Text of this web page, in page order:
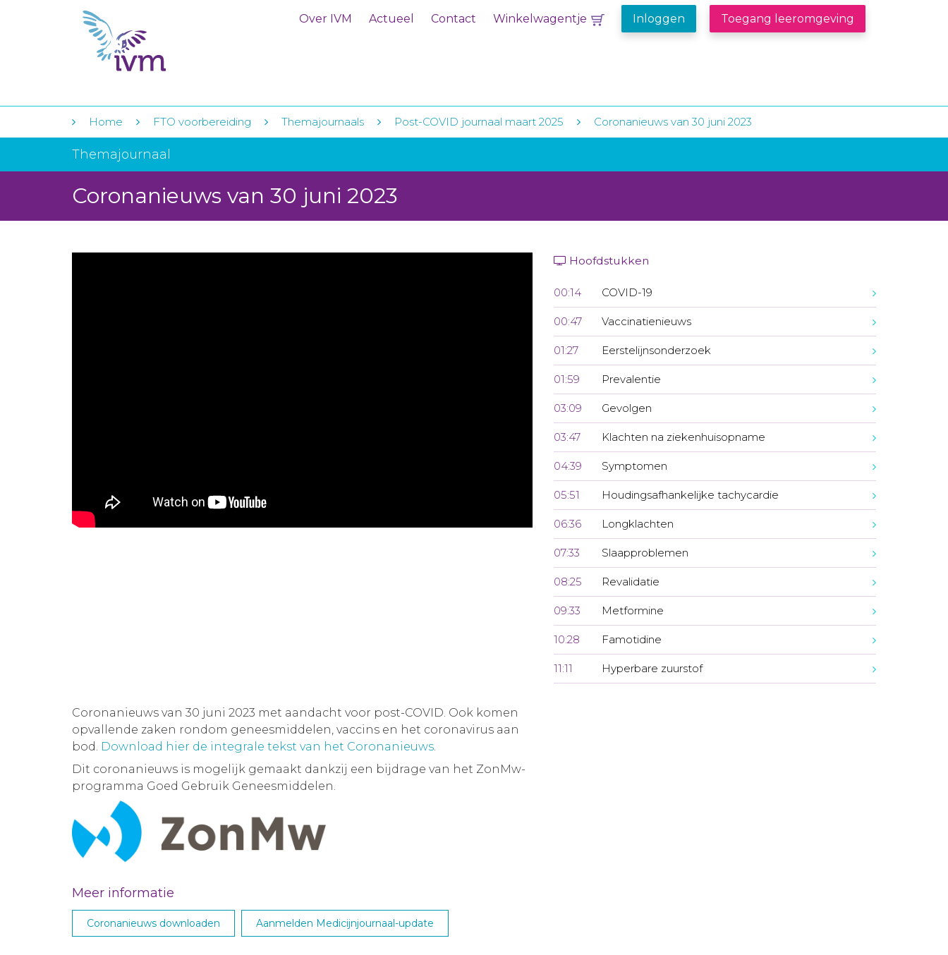
Over IVM Actueel Contact Winkelwagentje Inloggen Toegang leeromgeving
Home FTO voorbereiding Themajournaals Post-COVID journaal maart 2025 Coronanieuws van 30 juni 2023
Themajournaal
Coronanieuws van 30 juni 2023
Hoofdstukken
00:14 COVID-19
00:47 Vaccinatienieuws
01:27 Eerstelijnsonderzoek
01:59 Prevalentie
03:09 Gevolgen
03:47 Klachten na ziekenhuisopname
04:39 Symptomen
05:51 Houdingsafhankelijke tachycardie
06:36 Longklachten
07:33 Slaapproblemen
08:25 Revalidatie
09:33 Metformine
10:28 Famotidine
11:11 Hyperbare zuurstof
Coronanieuws van 30 juni 2023 met aandacht voor post-COVID. Ook komen
opvallende zaken rondom geneesmiddelen, vaccins en het coronavirus aan
bod. Download hier de integrale tekst van het Coronanieuws.
Dit coronanieuws is mogelijk gemaakt dankzij een bijdrage van het ZonMw-
programma Goed Gebruik Geneesmiddelen.
Meer informatie
Coronanieuws downloaden Aanmelden Medicijnjournaal-update